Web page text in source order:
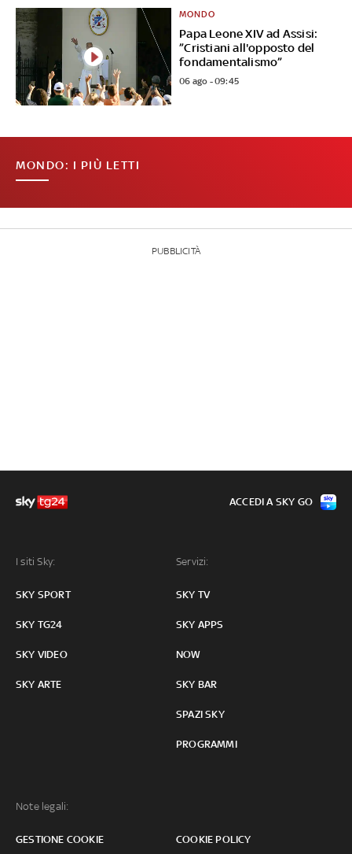
Papa Leone XIV ad Assisi:
”Cristiani all'opposto del
fondamentalismo”
MONDO
06 ago - 09:45
MONDO: I PIÙ LETTI
PUBBLICITÀ
I siti Sky:
SKY SPORT
SKY TG24
SKY VIDEO
SKY ARTE
Servizi:
SKY TV
SKY APPS
NOW
SKY BAR
SPAZI SKY
PROGRAMMI
Note legali:
GESTIONE COOKIE COOKIE POLICY
ACCEDI A SKY GO